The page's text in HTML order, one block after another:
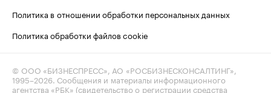
Политика в отношении обработки персональных данных
Политика обработки файлов cookie
© ООО «БИЗНЕСПРЕСС», АО «РОСБИЗНЕСКОНСАЛТИНГ»,
1995–2026. Сообщения и материалы информационного
агентства «РБК» (свидетельство о регистрации средства